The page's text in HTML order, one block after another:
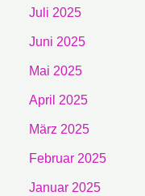
Juli 2025
Juni 2025
Mai 2025
April 2025
März 2025
Februar 2025
Januar 2025